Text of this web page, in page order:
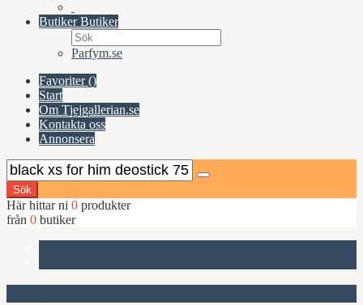
ButikerButiker
Parfym.se
Favoriter ()
Start
Om Tjejgallerian.se
Kontakta oss
Annonsera
Sök
Här hittar ni 0 produkter
från 0 butiker